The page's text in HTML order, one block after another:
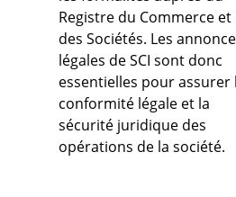
Registre du Commerce et
des Sociétés. Les
légales de SCI sont donc
essentielles pour assurer
conformité légale et la
sécurité juridique des
opérations de la société.